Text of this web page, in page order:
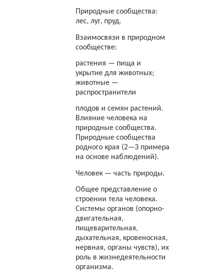
Природные сообщества:
лес, луг, пруд.
Взаимосвязи в природном
сообществе:
растения — пища и
укрытие для животных;
животные —
распространители
плодов и семян растений.
Влияние человека на
природные сообщества.
Природные сообщества
родного края (2—3 примера
на основе наблюдений).
Человек — часть природы.
Общее представление о
строении тела человека.
Системы органов (опорно-
двигательная,
пищеварительная,
дыхательная, кровеносная,
нервная, органы чувств), их
роль в жизнедеятельности
организма.